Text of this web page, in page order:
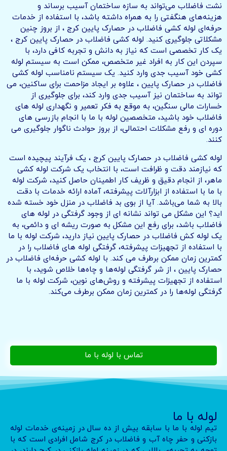
نشت فاضلاب می‌تواند به سازه ساختمان آسیب برساند و
هزینه‌های هنگفتی را به همراه داشته باشد، با استفاده از خدمات
حرفه‌ای لوله کشی فاضلاب در حصارک پایین کرج ، از بروز چنین
مشکلاتی جلوگیری کنید. لوله کشی فاضلاب در حصارک پایین کرج ،
یک کار تخصصی است که نیاز به دانش و تجربه کافی دارد، با
سپردن این کار به افراد غیر متخصص، ممکن است به سیستم لوله
کشی خود آسیب جدی وارد کنید. یک سیستم نامناسب لوله کشی
فاضلاب در حصارک پایین ، علاوه بر ایجاد مزاحمت برای ساکنین، می
تواند به ساختمان نیز آسیب جدی وارد کند، برای جلوگیری از
خسارات مالی سنگین، به موقع به فکر تعمیر و نگهداری لوله های
فاضلاب خود باشید، متخصصین لوله با ما با انجام بازرسی های
دوره ای و رفع مشکلات احتمالی، از بروز حوادث ناگوار جلوگیری می
کنند.
لوله کشی فاضلاب در حصارک پایین کرج ، یک فرآیند پیچیده است
که نیازمند دقت و ظرافت است، با انتخاب یک شرکت لوله کشی
ماهر، از انجام دقیق و ظریف کار اطمینان حاصل کنید، شرکت لوله
با ما با استفاده از ابزارآلات پیشرفته، آماده ارائه خدمات با دقت
بالا به شما می‌باشد. آیا از بوی بد فاضلاب در منزل خود خسته شده
اید؟ این مشکل می تواند نشانه ای از وجود گرفتگی در لوله های
فاضلاب باشد، برای رفع این مشکل به صورت ریشه ای و دائمی، به
یک لوله کش فاضلاب در حصارک پایین نیاز دارید، شرکت لوله با ما
با استفاده از تجهیزات پیشرفته، گرفتگی لوله های فاضلاب را در
کمترین زمان ممکن برطرف می کند. با لوله کشی حرفه‌ای فاضلاب در
حصارک پایین ، از شر گرفتگی لوله‌ها و چاه‌ها خلاص شوید، با
استفاده از تجهیزات پیشرفته و روش‌های نوین، شرکت لوله با ما
گرفتگی لوله‌ها را در کمترین زمان ممکن برطرف می‌کند.
تماس با لوله با ما
لوله با ما
تیم لوله با ما با سابقه بیش از ده سال در زمینه‌ی خدمات لوله
بازکنی و حفر چاه آب و فاضلاب در کرج شامل افرادی است که با